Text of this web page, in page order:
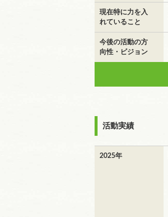
現在特に力を入
れていること
今後の活動の方
向性・ビジョン
活動実績
2025年